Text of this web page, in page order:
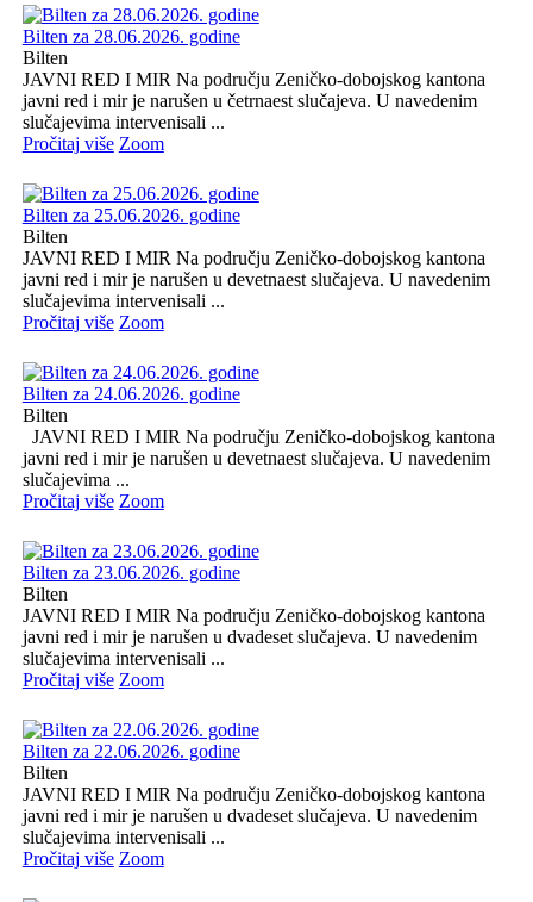
Bilten za 28.06.2026. godine
Bilten
JAVNI RED I MIR Na području Zeničko-dobojskog kantona
javni red i mir je narušen u četrnaest slučajeva. U navedenim
slučajevima intervenisali ...
Pročitaj više Zoom
Bilten za 25.06.2026. godine
Bilten
JAVNI RED I MIR Na području Zeničko-dobojskog kantona
javni red i mir je narušen u devetnaest slučajeva. U navedenim
slučajevima intervenisali ...
Pročitaj više Zoom
Bilten za 24.06.2026. godine
Bilten
JAVNI RED I MIR Na području Zeničko-dobojskog kantona
javni red i mir je narušen u devetnaest slučajeva. U navedenim
slučajevima ...
Pročitaj više Zoom
Bilten za 23.06.2026. godine
Bilten
JAVNI RED I MIR Na području Zeničko-dobojskog kantona
javni red i mir je narušen u dvadeset slučajeva. U navedenim
slučajevima intervenisali ...
Pročitaj više Zoom
Bilten za 22.06.2026. godine
Bilten
JAVNI RED I MIR Na području Zeničko-dobojskog kantona
javni red i mir je narušen u dvadeset slučajeva. U navedenim
slučajevima intervenisali ...
Pročitaj više Zoom